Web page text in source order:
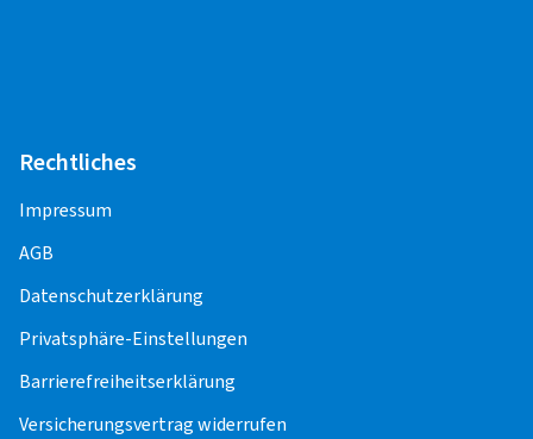
Rechtliches
Impressum
AGB
Datenschutzerklärung
Privatsphäre-Einstellungen
Barrierefreiheitserklärung
Versicherungsvertrag widerrufen